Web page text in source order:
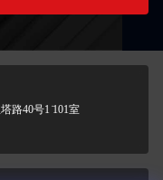
路40号1 ̇101室